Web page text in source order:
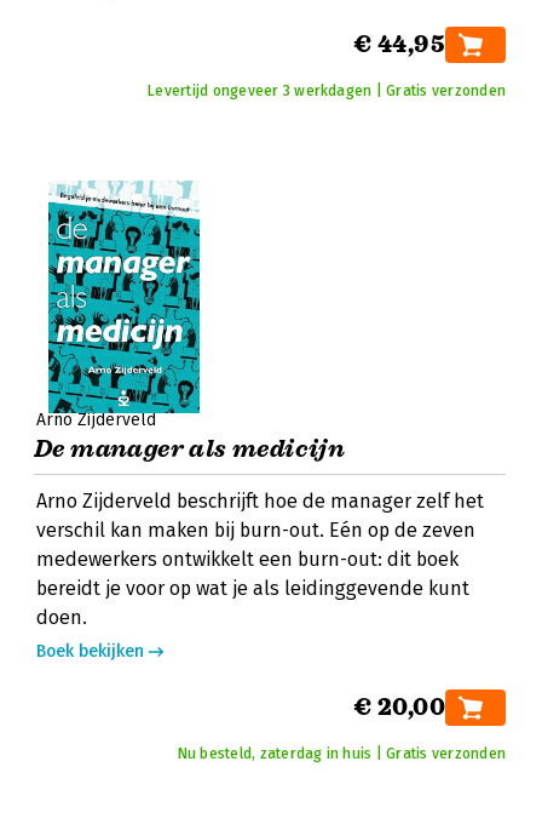
€ 44,95
Levertijd ongeveer 3 werkdagen | Gratis verzonden
Arno Zijderveld
De manager als medicijn
Arno Zijderveld beschrijft hoe de manager zelf het
verschil kan maken bij burn-out. Eén op de zeven
medewerkers ontwikkelt een burn-out: dit boek
bereidt je voor op wat je als leidinggevende kunt
doen.
Boek bekijken
€ 20,00
Nu besteld, zaterdag in huis | Gratis verzonden